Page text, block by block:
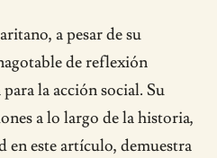
a pesar de su
de reflexión
la acción social. Su
a lo largo de la historia,
en este artículo, demuestra